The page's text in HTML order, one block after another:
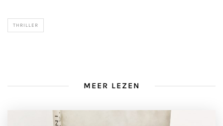
THRILLER
MEER LEZEN